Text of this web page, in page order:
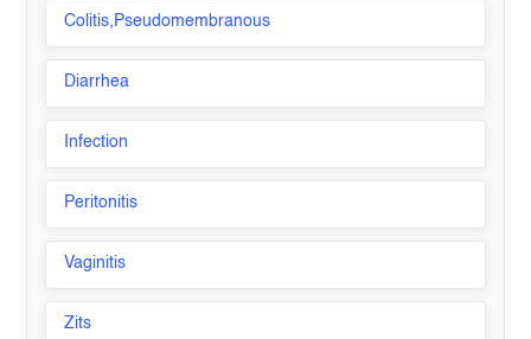
Colitis,Pseudomembranous
Diarrhea
Infection
Peritonitis
Vaginitis
Zits